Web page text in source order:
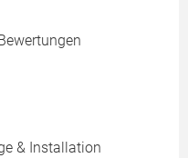
& Installation